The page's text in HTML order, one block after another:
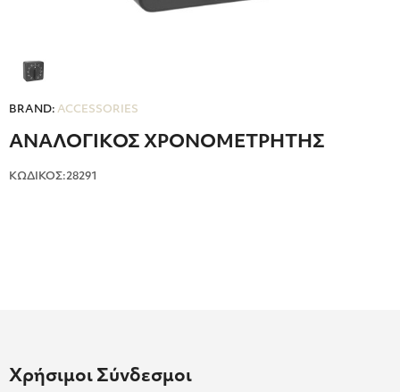
BRAND: ACCESSORIES
ΑΝΑΛΟΓΙΚΟΣ ΧΡΟΝΟΜΕΤΡΗΤΗΣ
ΚΩΔΙΚΟΣ:28291
Χρήσιμοι Σύνδεσμοι